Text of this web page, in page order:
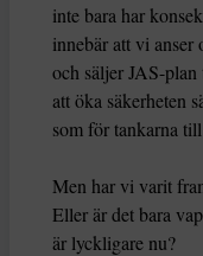
inte bara har
innebär att vi anser
och säljer JAS-
att öka säkerheten
som för tankarna
Men har vi varit
Eller är det bara
är lyckligare nu?